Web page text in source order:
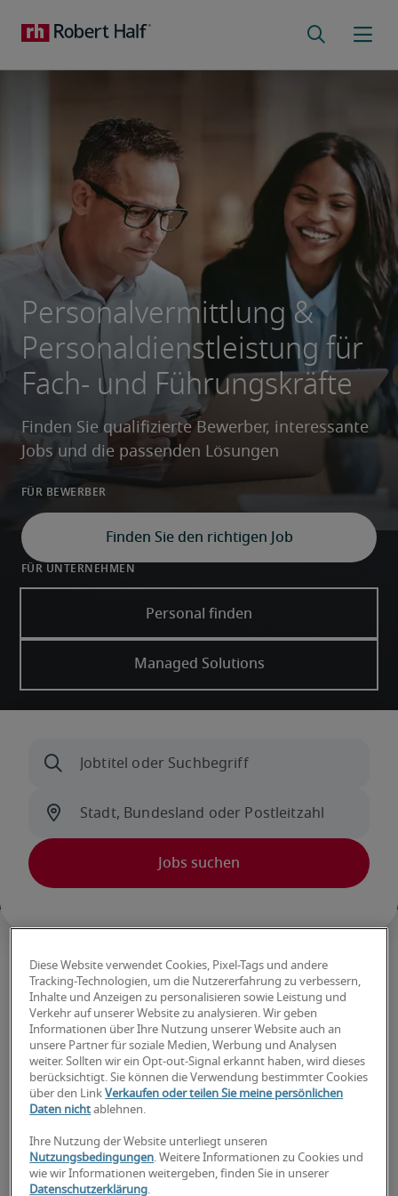
Personalvermittlung &
Personaldienstleistung für
Fach- und Führungskräfte
Finden Sie qualifizierte Bewerber, interessante
Jobs und die passenden Lösungen
Für Bewerber
Finden Sie den richtigen Job
Für Unternehmen
Personal finden
Managed Solutions
Einstellungstrends und
Infos
Diese Website verwendet Cookies, Pixel-Tags und andere
Tracking-Technologien, um die Nutzererfahrung zu verbessern,
Inhalte und Anzeigen zu personalisieren sowie Leistung und
Verkehr auf unserer Website zu analysieren. Wir geben
Informationen über Ihre Nutzung unserer Website auch an
unsere Partner für soziale Medien, Werbung und Analysen
weiter. Sollten wir ein Opt-out-Signal erkannt haben, wird dieses
berücksichtigt. Sie können die Verwendung bestimmter Cookies
über den LinkVerkaufen oder teilen Sie meine persönlichen
Daten nicht ablehnen.
Ihre Nutzung der Website unterliegt unseren
Nutzungsbedingungen. Weitere Informationen zu Cookies und
wie wir Informationen weitergeben, finden Sie in unserer
Datenschutzerklärung.